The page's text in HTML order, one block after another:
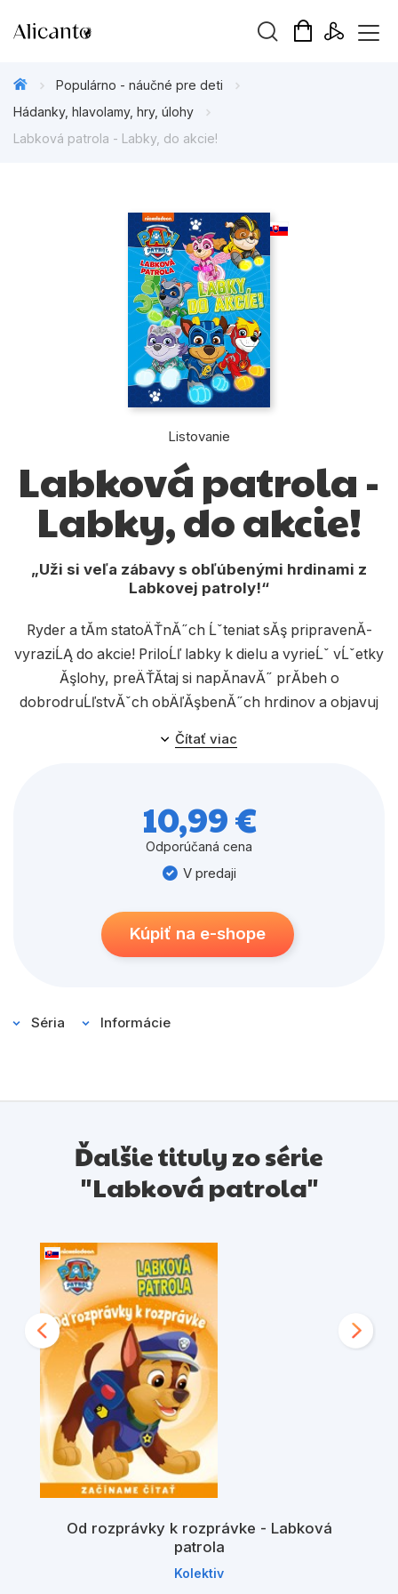
Beletria pre dospelých
Darčekové publikácie
Doplnkový sortiment
Kalendáre, diáre
Poézia
Populárno - náučné pre deti
Výchova a pedagogika
Young adult
Zdravie a životný štýl
Populárno - náučné pre deti
Hádanky, hlavolamy, hry, úlohy
Labková patrola - Labky, do akcie!
Listovanie
Labková patrola -
Labky, do akcie!
Uži si veľa zábavy s obľúbenými hrdinami z
Labkovej patroly!
Ryder a tĂ­m statoÄŤnĂ˝ch Ĺˇteniat sĂş pripravenĂ­
vyraziĹĄ do akcie! PriloĹľ labky k dielu a vyrieĹˇ vĹˇetky
Ăşlohy, preÄŤĂ­taj si napĂ­navĂ˝ prĂ­beh o
dobrodruĹľstvĂˇch obÄľĂşbenĂ˝ch hrdinov a objavuj
ich svet. ÄŚakĂˇ ĹĄa veÄľa skvelĂ˝ch Ăşloh aj
zoznĂˇmenie sa so super labkami.
Čítať viac
10,99 €
Odporúčaná cena
V predaji
Kúpiť na e-shope
Séria Informácie
Ďalšie tituly zo série
"Labková patrola"
Od rozprávky k rozprávke - Labková
patrola
Kolektiv